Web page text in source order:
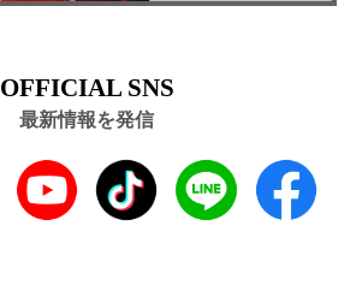
OFFICIAL SNS
最新情報を発信